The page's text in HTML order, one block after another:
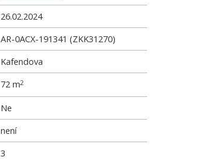
26.02.2024
AR-0ACX-191341 (ZKK31270)
Kafendova
72 m2
Ne
není
3